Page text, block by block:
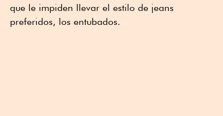
que le impiden llevar el estilo de jeans
preferidos, los entubados.